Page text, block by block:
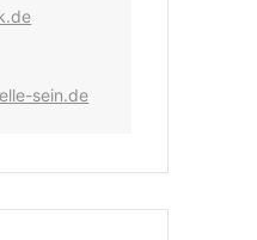
sein.de